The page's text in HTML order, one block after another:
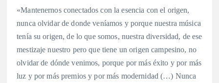
«Mantenernos conectados con la esencia con el origen,
nunca olvidar de donde veníamos y porque nuestra música
tenía su origen, de lo que somos, nuestra diversidad, de ese
mestizaje nuestro pero que tiene un origen campesino, no
olvidar de dónde venimos, porque por más éxito y por más
luz y por más premios y por más modernidad (…) Nunca